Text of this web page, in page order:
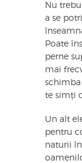
Nu
a se
Poate
perne
mai
te simți
Un alt
pentru
naturii